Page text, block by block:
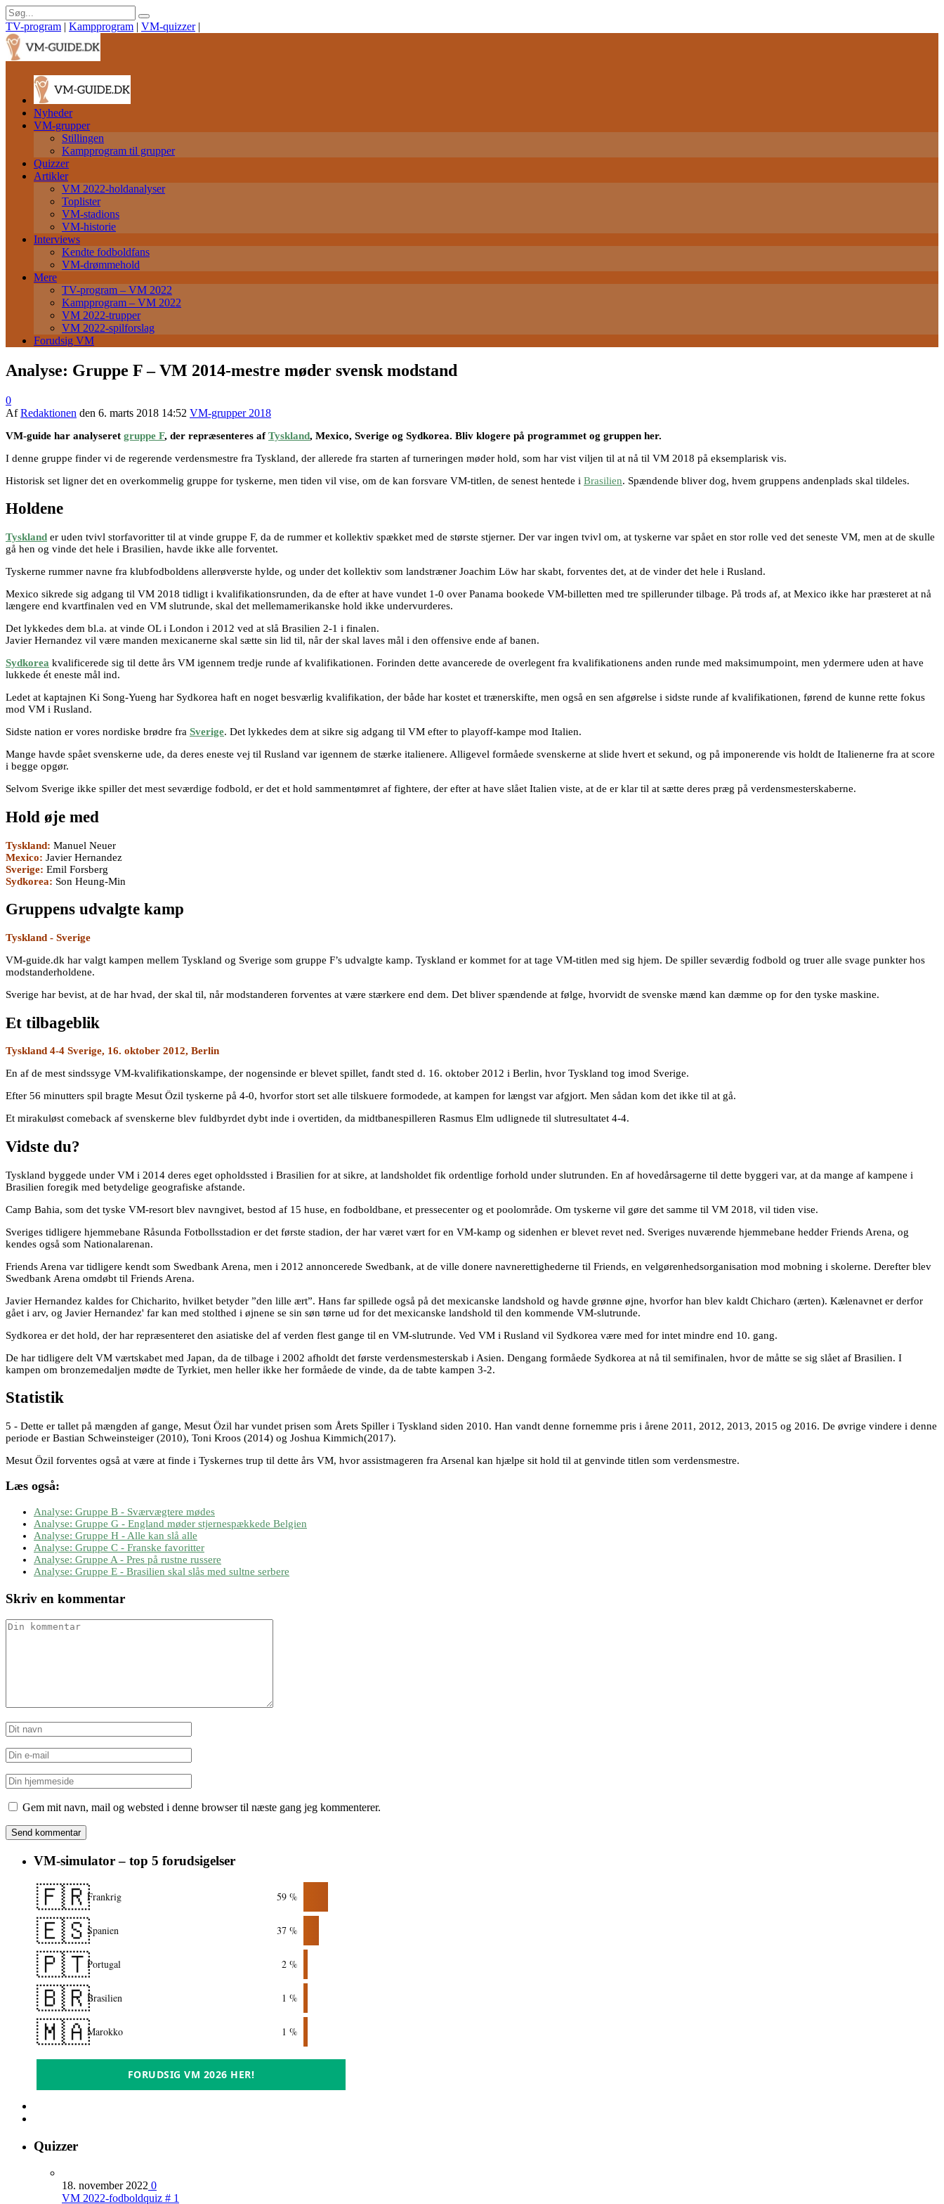
TV-program | Kampprogram | VM-quizzer |
Nyheder
VM-grupper
Stillingen
Kampprogram til grupper
Quizzer
Artikler
VM 2022-holdanalyser
Toplister
VM-stadions
VM-historie
Interviews
Kendte fodboldfans
VM-drømmehold
Mere
TV-program – VM 2022
Kampprogram – VM 2022
VM 2022-trupper
VM 2022-spilforslag
Forudsig VM
Analyse: Gruppe F – VM 2014-mestre møder svensk modstand
0
AfRedaktionen den 6. marts 2018 14:52 VM-grupper 2018
VM-guide har analyseret gruppe F, der repræsenteres afTyskland, Mexico, Sverige og Sydkorea. Bliv klogere på programmet og gruppen her.
I denne gruppe finder vi de regerende verdensmestre fra Tyskland, der allerede fra starten af turneringen møder hold, som har vist viljen til at nå til VM 2018 på eksemplarisk vis.
Historisk set ligner det en overkommelig gruppe for tyskerne, men tiden vil vise, om de kan forsvare VM-titlen, de senest hentede i Brasilien. Spændende bliver dog, hvem gruppens andenplads skal tildeles.
Holdene
Tyskland er uden tvivl storfavoritter til at vinde gruppe F, da de rummer et kollektiv spækket med de største stjerner. Der var ingen tvivl om, at tyskerne var spået en stor rolle ved det seneste VM, men at de skulle
gå hen og vinde det hele i Brasilien, havde ikke alle forventet.
Tyskerne rummer navne fra klubfodboldens allerøverste hylde, og under det kollektiv som landstræner Joachim Löw har skabt, forventes det, at de vinder det hele i Rusland.
Mexico sikrede sig adgang til VM 2018 tidligt i kvalifikationsrunden, da de efter at have vundet 1-0 over Panama bookede VM-billetten med tre spillerunder tilbage. På trods af, at Mexico ikke har præsteret at nå
længere end kvartfinalen ved en VM slutrunde, skal det mellemamerikanske hold ikke undervurderes.
Det lykkedes dem bl.a. at vinde OL i London i 2012 ved at slå Brasilien 2-1 i finalen.
Javier Hernandez vil være manden mexicanerne skal sætte sin lid til, når der skal laves mål i den offensive ende af banen.
Sydkorea kvalificerede sig til dette års VM igennem tredje runde af kvalifikationen. Forinden dette avancerede de overlegent fra kvalifikationens anden runde med maksimumpoint, men ydermere uden at have
lukkede ét eneste mål ind.
Ledet at kaptajnen Ki Song-Yueng har Sydkorea haft en noget besværlig kvalifikation, der både har kostet et trænerskifte, men også en sen afgørelse i sidste runde af kvalifikationen, førend de kunne rette fokus
mod VM i Rusland.
Sidste nation er vores nordiske brødre fra Sverige. Det lykkedes dem at sikre sig adgang til VM efter to playoff-kampe mod Italien.
Mange havde spået svenskerne ude, da deres eneste vej til Rusland var igennem de stærke italienere. Alligevel formåede svenskerne at slide hvert et sekund, og på imponerende vis holdt de Italienerne fra at score
i begge opgør.
Selvom Sverige ikke spiller det mest seværdige fodbold, er det et hold sammentømret af fightere, der efter at have slået Italien viste, at de er klar til at sætte deres præg på verdensmesterskaberne.
Hold øje med
Tyskland: Manuel Neuer
Mexico: Javier Hernandez
Sverige: Emil Forsberg
Sydkorea: Son Heung-Min
Gruppens udvalgte kamp
Tyskland - Sverige
VM-guide.dk har valgt kampen mellem Tyskland og Sverige som gruppe F’s udvalgte kamp. Tyskland er kommet for at tage VM-titlen med sig hjem. De spiller seværdig fodbold og truer alle svage punkter hos
modstanderholdene.
Sverige har bevist, at de har hvad, der skal til, når modstanderen forventes at være stærkere end dem. Det bliver spændende at følge, hvorvidt de svenske mænd kan dæmme op for den tyske maskine.
Et tilbageblik
Tyskland 4-4 Sverige, 16. oktober 2012, Berlin
En af de mest sindssyge VM-kvalifikationskampe, der nogensinde er blevet spillet, fandt sted d. 16. oktober 2012 i Berlin, hvor Tyskland tog imod Sverige.
Efter 56 minutters spil bragte Mesut Özil tyskerne på 4-0, hvorfor stort set alle tilskuere formodede, at kampen for længst var afgjort. Men sådan kom det ikke til at gå.
Et mirakuløst comeback af svenskerne blev fuldbyrdet dybt inde i overtiden, da midtbanespilleren Rasmus Elm udlignede til slutresultatet 4-4.
Vidste du?
Tyskland byggede under VM i 2014 deres eget opholdssted i Brasilien for at sikre, at landsholdet fik ordentlige forhold under slutrunden. En af hovedårsagerne til dette byggeri var, at da mange af kampene i
Brasilien foregik med betydelige geografiske afstande.
Camp Bahia, som det tyske VM-resort blev navngivet, bestod af 15 huse, en fodboldbane, et pressecenter og et poolområde. Om tyskerne vil gøre det samme til VM 2018, vil tiden vise.
Sveriges tidligere hjemmebane Råsunda Fotbollsstadion er det første stadion, der har været vært for en VM-kamp og sidenhen er blevet revet ned. Sveriges nuværende hjemmebane hedder Friends Arena, og
kendes også som Nationalarenan.
Friends Arena var tidligere kendt som Swedbank Arena, men i 2012 annoncerede Swedbank, at de ville donere navnerettighederne til Friends, en velgørenhedsorganisation mod mobning i skolerne. Derefter blev
Swedbank Arena omdøbt til Friends Arena.
Javier Hernandez kaldes for Chicharito, hvilket betyder ”den lille ært”. Hans far spillede også på det mexicanske landshold og havde grønne øjne, hvorfor han blev kaldt Chicharo (ærten). Kælenavnet er derfor
gået i arv, og Javier Hernandez' far kan med stolthed i øjnene se sin søn tørne ud for det mexicanske landshold til den kommende VM-slutrunde.
Sydkorea er det hold, der har repræsenteret den asiatiske del af verden flest gange til en VM-slutrunde. Ved VM i Rusland vil Sydkorea være med for intet mindre end 10. gang.
De har tidligere delt VM værtskabet med Japan, da de tilbage i 2002 afholdt det første verdensmesterskab i Asien. Dengang formåede Sydkorea at nå til semifinalen, hvor de måtte se sig slået af Brasilien. I
kampen om bronzemedaljen mødte de Tyrkiet, men heller ikke her formåede de vinde, da de tabte kampen 3-2.
Statistik
5 - Dette er tallet på mængden af gange, Mesut Özil har vundet prisen som Årets Spiller i Tyskland siden 2010. Han vandt denne fornemme pris i årene 2011, 2012, 2013, 2015 og 2016. De øvrige vindere i denne
periode er Bastian Schweinsteiger (2010), Toni Kroos (2014) og Joshua Kimmich(2017).
Mesut Özil forventes også at være at finde i Tyskernes trup til dette års VM, hvor assistmageren fra Arsenal kan hjælpe sit hold til at genvinde titlen som verdensmestre.
Læs også:
Analyse: Gruppe B - Sværvægtere mødes
Analyse: Gruppe G - England møder stjernespækkede Belgien
Analyse: Gruppe H - Alle kan slå alle
Analyse: Gruppe C - Franske favoritter
Analyse: Gruppe A - Pres på rustne russere
Analyse: Gruppe E - Brasilien skal slås med sultne serbere
Skriv en kommentar
Gem mit navn, mail og websted i denne browser til næste gang jeg kommenterer.
VM-simulator – top 5 forudsigelser
🇫🇷Frankrig 59 %
🇪🇸Spanien 37 %
🇵🇹Portugal 2 %
🇧🇷Brasilien 1 %
🇲🇦Marokko 1 %
FORUDSIG VM 2026 HER!
Quizzer
18. november 2022 0
VM 2022-fodboldquiz # 1